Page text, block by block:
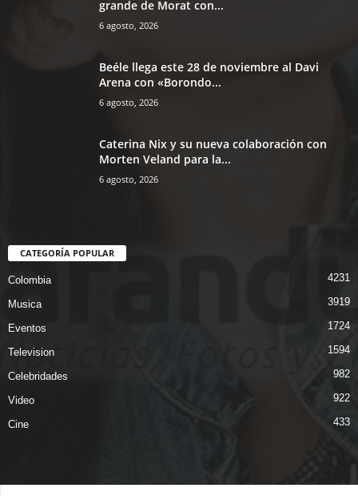
grande de Morat con...
6 agosto, 2026
Beéle llega este 28 de noviembre al Davi
Arena con «Borondo...
6 agosto, 2026
Caterina Nix y su nueva colaboración con
Morten Veland para la...
6 agosto, 2026
CATEGORÍA POPULAR
Colombia 4231
Musica 3919
Eventos 1724
Television 1594
Celebridades 982
Video 922
Cine 433